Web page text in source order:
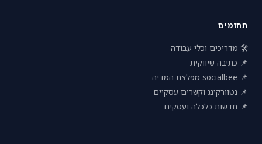
תחומים
🛠 מדריכים וכלי עבודה
📌 כתיבה שיווקית
📌 socialbee מפלצת המדיה
📌 נטוורקינג וקשרים עסקיים
📌 חדשות כלכלה ועסקים